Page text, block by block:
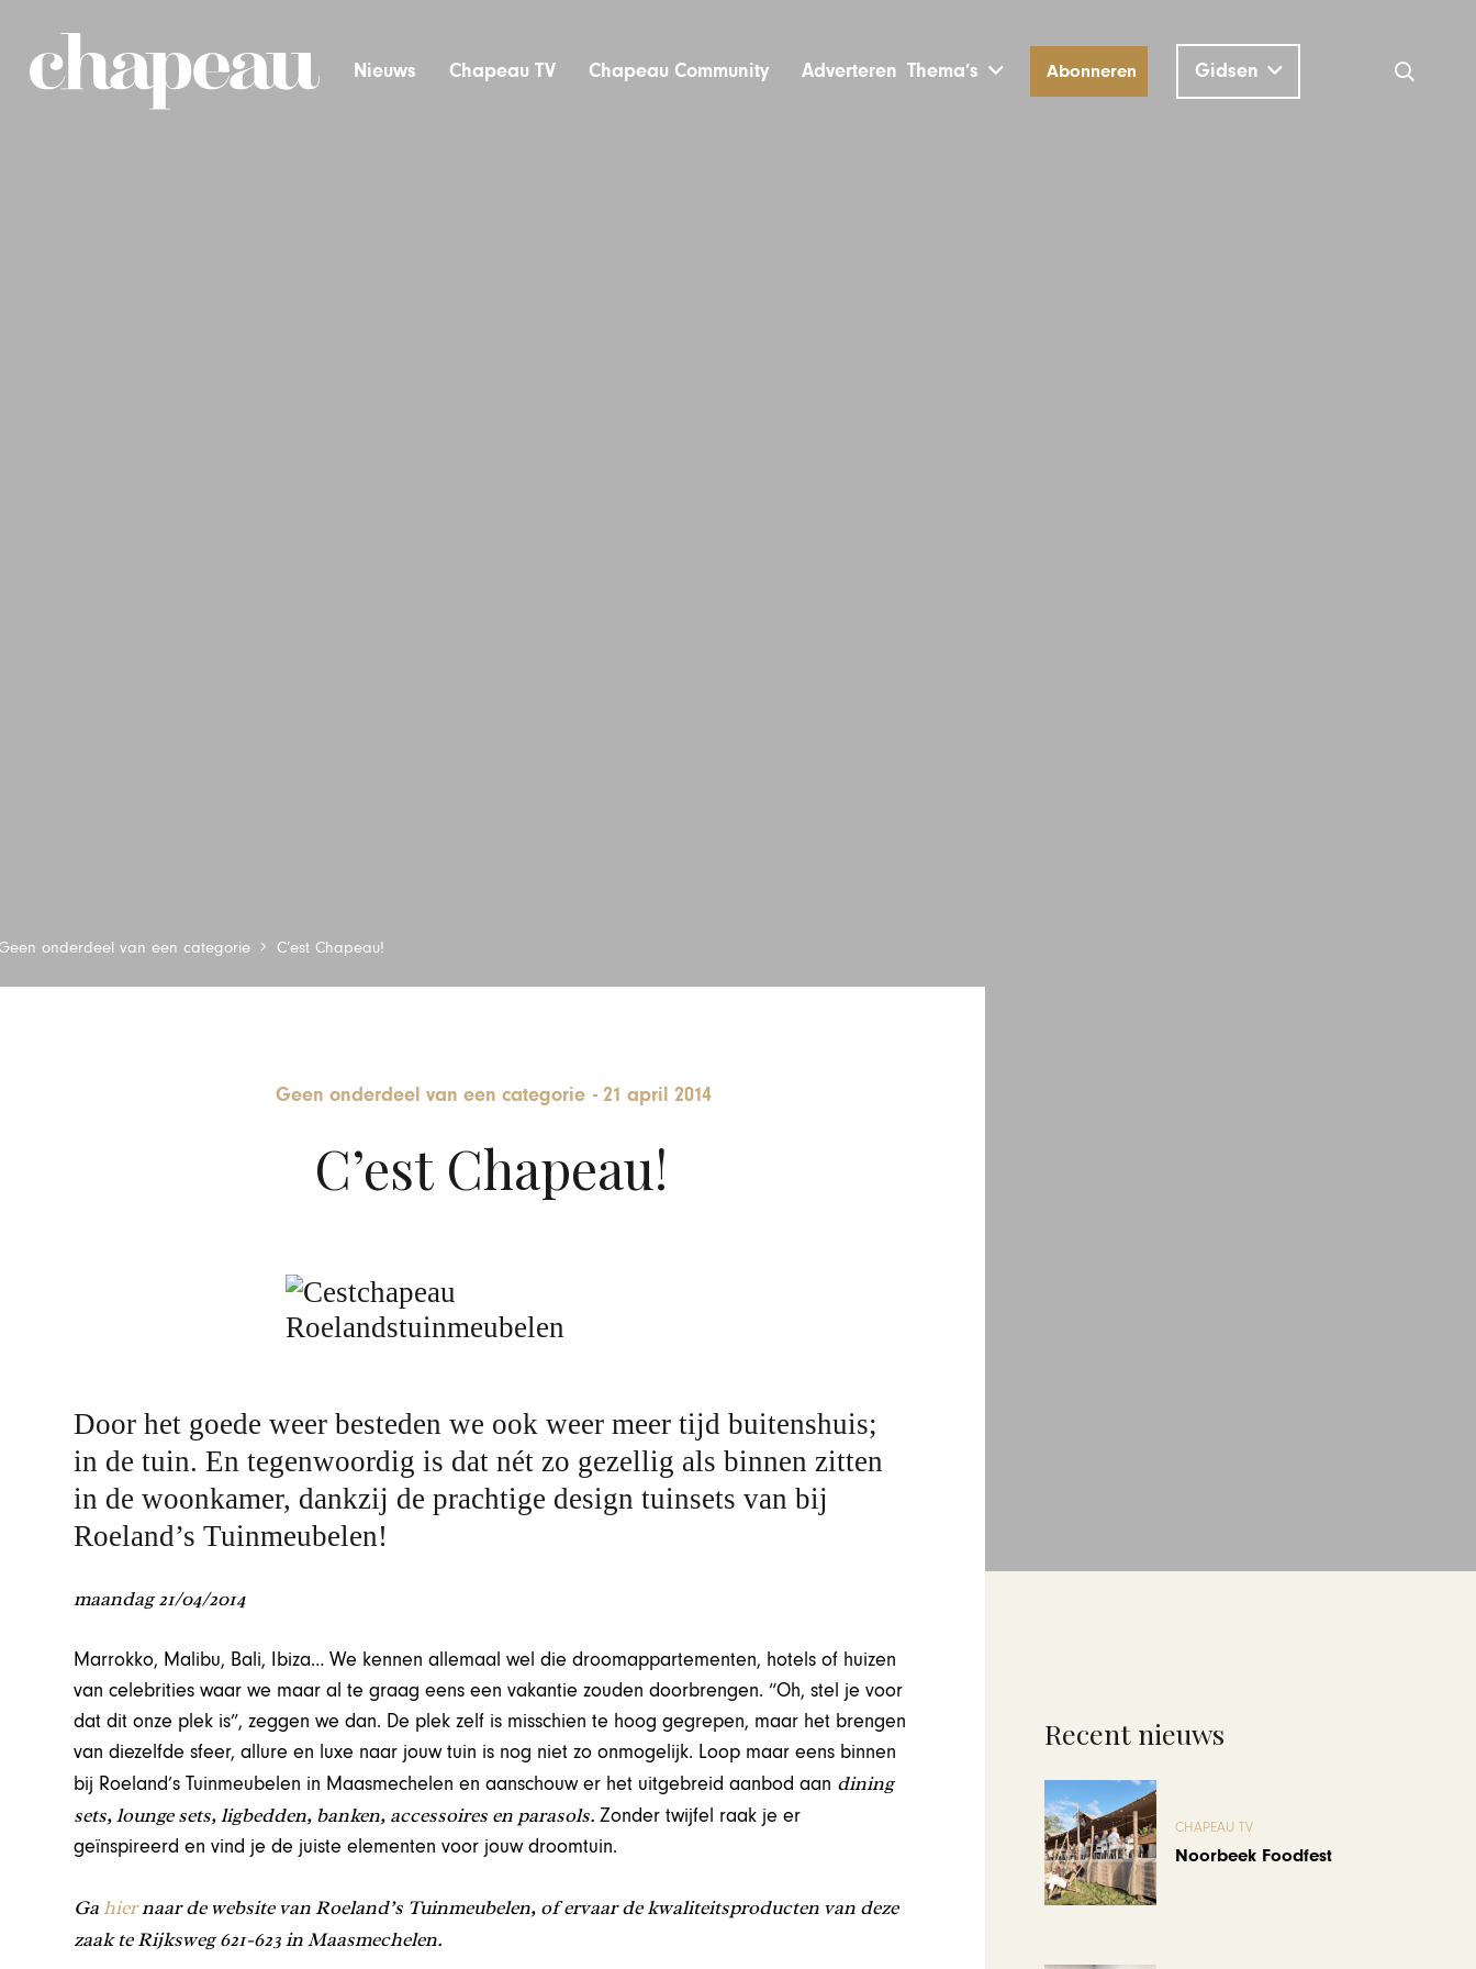
Nieuws Chapeau TV Chapeau Community Adverteren Thema’s Abonneren Gidsen
onderdeel van een categorie C’est Chapeau!
Geen onderdeel van een categorie -21 april 2014
C’est Chapeau!
Door het goede weer besteden we ook weer meer tijd buitenshuis;
in de tuin. En tegenwoordig is dat nét zo gezellig als binnen zitten
in de woonkamer, dankzij de prachtige design tuinsets van bij
Roeland’s Tuinmeubelen!
maandag 21/04/2014
Marrokko, Malibu, Bali, Ibiza… We kennen allemaal wel die droomappartementen, hotels of huizen
van celebrities waar we maar al te graag eens een vakantie zouden doorbrengen. “Oh, stel je voor
dat dit onze plek is”, zeggen we dan. De plek zelf is misschien te hoog gegrepen, maar het brengen
van diezelfde sfeer, allure en luxe naar jouw tuin is nog niet zo onmogelijk. Loop maar eens binnen
bij Roeland’s Tuinmeubelen in Maasmechelen en aanschouw er het uitgebreid aanbod aan dining
sets, lounge sets, ligbedden, banken, accessoires en parasols.Zonder twijfel raak je er
geïnspireerd en vind je de juiste elementen voor jouw droomtuin.
Gahiernaar de website van Roeland’s Tuinmeubelen, of ervaar de kwaliteitsproducten van deze
zaak teRijksweg 621-623in Maasmechelen.
Recent nieuws
CHAPEAU TV
Noorbeek Foodfest